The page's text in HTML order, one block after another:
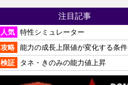
注目記事
人気
特性シミュレーター
攻略
能力の成長上限値が変化する条件
検証
タネ・きのみの能力値上昇